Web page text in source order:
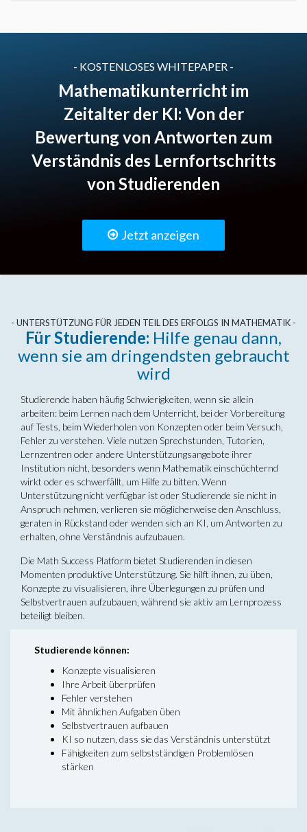
- KOSTENLOSES WHITEPAPER -
Mathematikunterricht im
Zeitalter der KI: Von der
Bewertung von Antworten zum
Verständnis des Lernfortschritts
von Studierenden
Jetzt anzeigen
- UNTERSTÜTZUNG FÜR JEDEN TEIL DES ERFOLGS IN MATHEMATIK -
Für Studierende: Hilfe genau dann,
wenn sie am dringendsten gebraucht
wird
Studierende haben häufig Schwierigkeiten, wenn sie allein
arbeiten: beim Lernen nach dem Unterricht, bei der Vorbereitung
auf Tests, beim Wiederholen von Konzepten oder beim Versuch,
Fehler zu verstehen. Viele nutzen Sprechstunden, Tutorien,
Lernzentren oder andere Unterstützungsangebote ihrer
Institution nicht, besonders wenn Mathematik einschüchternd
wirkt oder es schwerfällt, um Hilfe zu bitten. Wenn
Unterstützung nicht verfügbar ist oder Studierende sie nicht in
Anspruch nehmen, verlieren sie möglicherweise den Anschluss,
geraten in Rückstand oder wenden sich an KI, um Antworten zu
erhalten, ohne Verständnis aufzubauen.
Die Math Success Platform bietet Studierenden in diesen
Momenten produktive Unterstützung. Sie hilft ihnen, zu üben,
Konzepte zu visualisieren, ihre Überlegungen zu prüfen und
Selbstvertrauen aufzubauen, während sie aktiv am Lernprozess
beteiligt bleiben.
Studierende können:
Konzepte visualisieren
Ihre Arbeit überprüfen
Fehler verstehen
Mit ähnlichen Aufgaben üben
Selbstvertrauen aufbauen
KI so nutzen, dass sie das Verständnis unterstützt
Fähigkeiten zum selbstständigen Problemlösen
stärken